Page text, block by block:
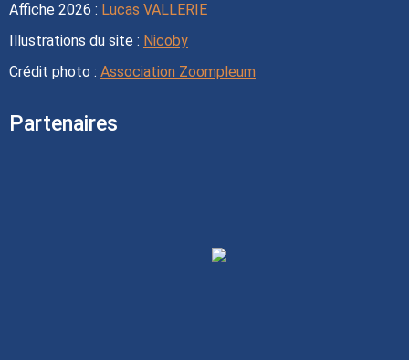
Affiche 2026 : Lucas VALLERIE
Illustrations du site : Nicoby
Crédit photo : Association Zoompleum
Partenaires